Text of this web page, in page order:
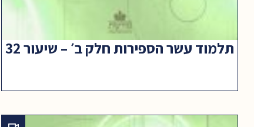
תלמוד עשר הספירות חלק ב׳ – שיעור 32